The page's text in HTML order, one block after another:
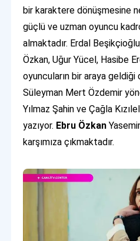
bir karaktere dönüşmesine
güçlü ve uzman oyuncu
almaktadır. Erdal
Özkan, Uğur Yücel, Hasibe
oyuncuların bir araya geldiği
Süleyman Mert Özdemir
Yılmaz Şahin ve Çağla
yazıyor. Ebru Özkan
karşımıza çıkmaktadır.